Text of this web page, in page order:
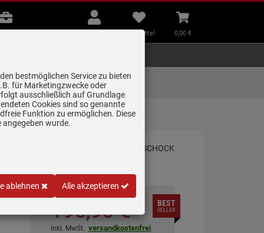
Beratung
Mein
Konto
Merkzettel
aufklappen
Merkzettel
Warenkorb
aufklappen
0,00 €
Lieferung zum
Wunschtermin
196,90 €
inkl. MwSt. versandkostenfrei
BEST
SELLER
bestmöglichen Service zu bieten
für Marketingzwecke oder
ausschließlich auf Grundlage
Cookies sind so genannte
Funktion zu ermöglichen. Diese
angegeben wurde.
ablehnen Alle akzeptieren